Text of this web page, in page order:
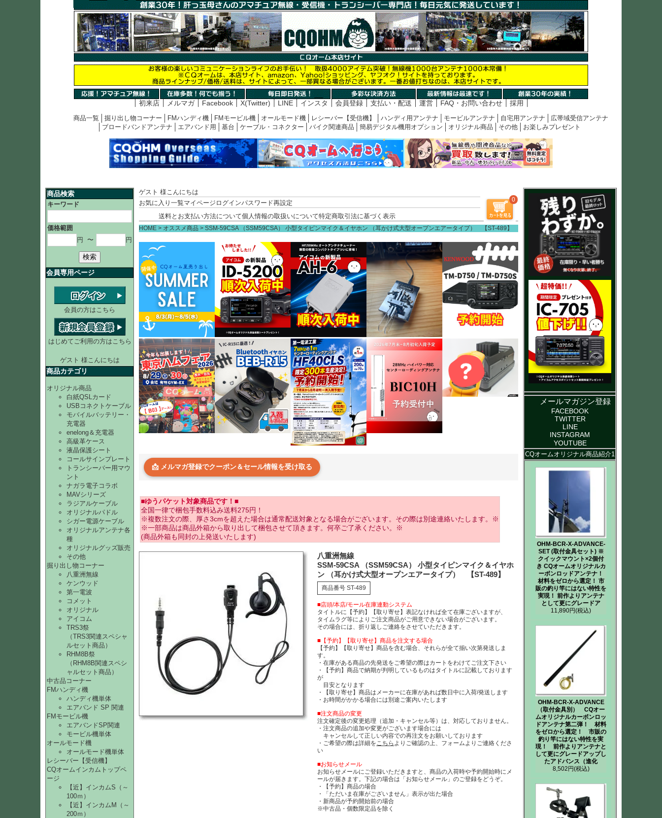
初来店 メルマガ Facebook X(Twitter) LINE インスタ 会員登録 支払い・配送 運営 FAQ・お問い合わせ 採用
商品一覧 掘り出し物コーナー FMハンディ機 FMモービル機 オールモード機 レシーバー【受信機】 ハンディ用アンテナ モービルアンテナ 自宅用アンテナ
広帯域受信アンテナ
ブロードバンドアンテナ
エアバンド用 基台 ケーブル・コネクター バイク関連商品 簡易デジタル機用オプション オリジナル商品 その他 お楽しみプレゼント
商品検索
キーワード
価格範囲
円
〜 円
検索
会員専用ページ
会員の方はこちら
はじめてご利用の方はこちら
ゲスト 様こんにちは
商品カテゴリ
オリジナル商品
白紙QSLカード
USBコネクトケーブル
モバイルバッテリー・
充電器
enelong＆充電器
高級革ケース
液晶保護シート
コールサインプレート
トランシーバー用マウ
ント
ナガラ電子コラボ
MAVシリーズ
ラジアルケーブル
オリジナルパドル
シガー電源ケーブル
オリジナルアンテナ各
種
オリジナルグッズ販売
その他
掘り出し物コーナー
八重洲無線
ケンウッド
第一電波
コメット
オリジナル
アイコム
TRS3祭
（TRS3関連スペシャ
ルセット商品）
RHM8B祭
（RHM8B関連スペシ
ャルセット商品）
中古品コーナー
FMハンディ機
ハンディ機単体
エアバンド SP 関連
FMモービル機
エアバンドSP関連
モービル機単体
オールモード機
オールモード機単体
レシーバー【受信機】
CQオームインカムトップペ
ージ
【近】インカムS（～
100ｍ）
【近】インカムM（～
200ｍ）
ゲスト 様こんにちは
0
お気に入り一覧マイページ ログインパスワード再設定
送料とお支払い方法について個人情報の取扱いについて特定商取引法に基づく表示
HOME オススメ商品 SSM-59CSA （SSM59CSA） 小型タイピンマイク＆イヤホン （耳かけ式大型オープンエアータイプ） 【ST-489】
📩 メルマガ登録でクーポン＆セール情報を受け取る
■ゆうパケット対象商品です！■
全国一律で梱包手数料込み送料275円！
※複数注文の際、厚さ3cmを超えた場合は通常配送対象となる場合がございます。その際は別途連絡いたします。※
※一部商品は商品外箱から取り出して梱包させて頂きます。何卒ご了承ください。※
(商品外箱も同封の上発送いたします)
八重洲無線
SSM-59CSA （SSM59CSA） 小型タイピンマイク＆イヤホ
ン （耳かけ式大型オープンエアータイプ） 【ST-489】
商品番号 ST-489
■店頭/本店/モール在庫連動システム
タイトルに【予約】【取り寄せ】表記なければ全て在庫ございますが、
タイムラグ等によりご注文商品がご用意できない場合がございます。
その場合には、折り返しご連絡をさせていただきます。
■【予約】【取り寄せ】商品を注文する場合
【予約】【取り寄せ】商品を含む場合、それらが全て揃い次第発送しま
す。
・在庫がある商品の先発送をご希望の際はカートをわけてご注文下さい
・【予約】商品で納期が判明しているものはタイトルに記載しております
が
目安となります
・【取り寄せ】商品はメーカーに在庫があれば数日中に入荷/発送します
・お時間がかかる場合には別途ご案内いたします
■注文商品の変更
注文確定後の変更処理（追加・キャンセル等）は、対応しておりません。
・注文商品の追加や変更がございます場合には
キャンセルして正しい内容での再注文をお願いしております
・ご希望の際は詳細を こちら よりご確認の上、フォームよりご連絡くださ
い
■お知らせメール
お知らせメールにご登録いただきますと、商品の入荷時や予約開始時にメ
ールが届きます。下記の場合は「お知らせメール」のご登録をどうぞ。
・【予約】商品の場合
・「ただいま在庫がございません」表示が出た場合
・新商品が予約開始前の場合
※中古品・個数限定品を除く
メールマガジン登録
FACEBOOK
TWITTER
LINE
INSTAGRAM
YOUTUBE
CQオームオリジナル商品紹介1
OHM-BCR-X-ADVANCE-
SET (取付金具セット) ※
クイックマウント×2個付
き CQオームオリジナルカ
ーボンロッドアンテナ！
材料をゼロから選定！ 市
販の釣り竿にはない特性を
実現！ 前作よりアンテナ
として更にグレードア
11,890円(税込)
OHM-BCR-X-ADVANCE
（取付金具別） CQオー
ムオリジナルカーボンロッ
ドアンテナ第二弾！ 材料
をゼロから選定！ 市販の
釣り竿にはない特性を実
現！ 前作よりアンテナと
して更にグレードアップし
たアドバンス（進化
8,502円(税込)